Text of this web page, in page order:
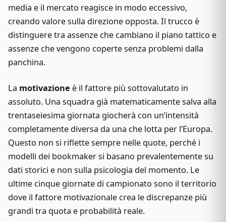
media e il mercato reagisce in modo eccessivo,
creando valore sulla direzione opposta. Il trucco è
distinguere tra assenze che cambiano il piano tattico e
assenze che vengono coperte senza problemi dalla
panchina.
La motivazione è il fattore più sottovalutato in
assoluto. Una squadra già matematicamente salva alla
trentaseiesima giornata giocherà con un’intensità
completamente diversa da una che lotta per l’Europa.
Questo non si riflette sempre nelle quote, perché i
modelli dei bookmaker si basano prevalentemente su
dati storici e non sulla psicologia del momento. Le
ultime cinque giornate di campionato sono il territorio
dove il fattore motivazionale crea le discrepanze più
grandi tra quota e probabilità reale.